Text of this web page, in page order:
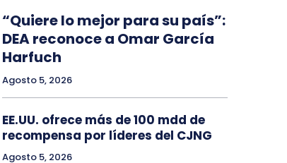
“Quiere lo mejor para su país”:
DEA reconoce a Omar García
Harfuch
Agosto 5, 2026
EE.UU. ofrece más de 100 mdd de
recompensa por líderes del CJNG
Agosto 5, 2026